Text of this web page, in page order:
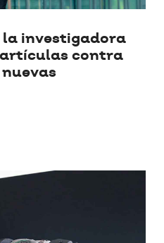
la investigadora
contra